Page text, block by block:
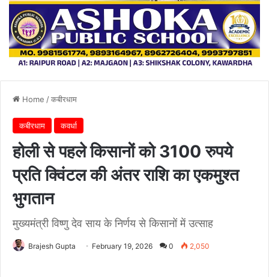
Home /कबीरधाम
कबीरधाम कवर्धा
होली से पहले किसानों को 3100 रुपये
प्रति क्विंटल की अंतर राशि का एकमुश्त
भुगतान
मुख्यमंत्री विष्णु देव साय के निर्णय से किसानों में उत्साह
Brajesh Gupta February 19, 2026 0 2,050